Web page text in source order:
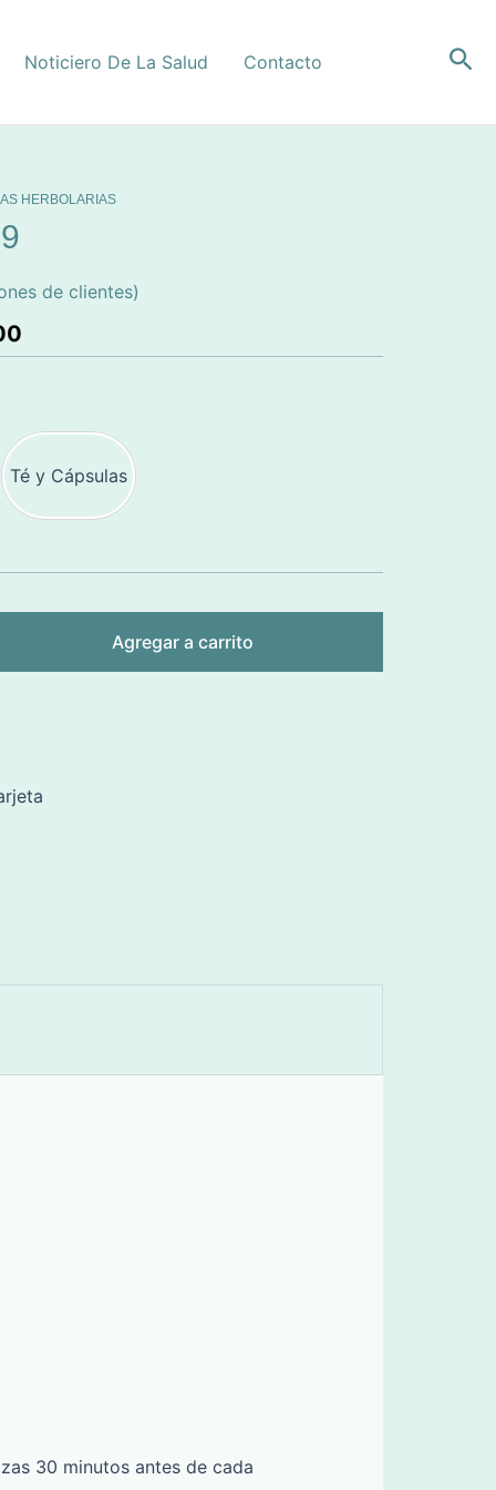
Noticiero De La Salud Contacto
HERBOLARIAS
de clientes)
Té y Cápsulas
Agregar a carrito
30 minutos antes de cada